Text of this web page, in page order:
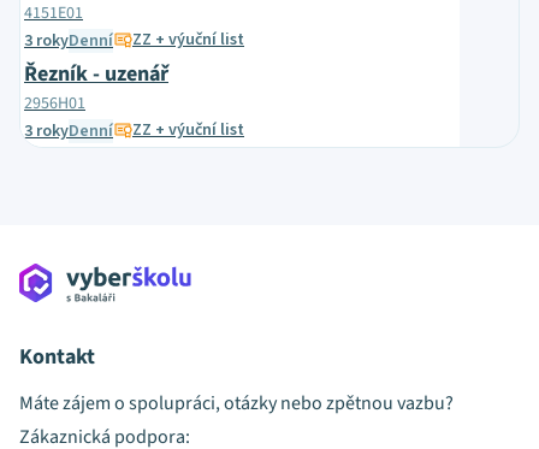
4151E01
3 rokyDenní ZZ + výuční list
Řezník - uzenář
2956H01
3 rokyDenní ZZ + výuční list
Kontakt
Máte zájem o spolupráci, otázky nebo zpětnou vazbu?
Zákaznická podpora: